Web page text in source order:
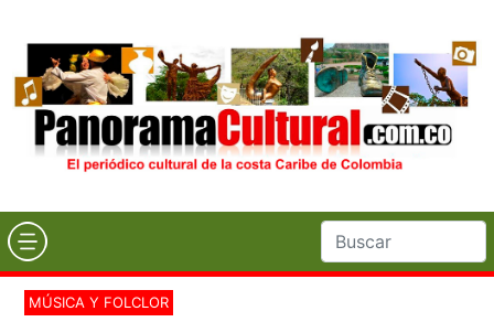
MÚSICA Y FOLCLOR